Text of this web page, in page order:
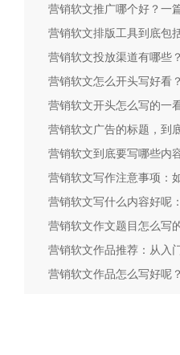
效果一目了然
营销软文推广哪个好？一
营销软文排版工具到底包
篇就全懂了
营销软文投放渠道有哪些
营销软文怎么开头写好看
营销软文开头怎么写的一
营销软文广告的标题，到
人心？
营销软文到底要写哪些内
营销软文写作注意事项：
反感还能掏钱的文案？
营销软文写什么内容好呢
感的指南
营销软文作文题目怎么写
营销软文作品推荐：从入
指南
营销软文作品怎么写好呢